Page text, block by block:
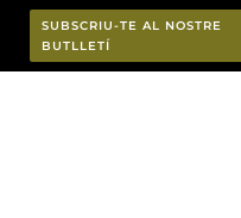
SUBSCRIU-TE AL NOSTRE
BUTLLETÍ